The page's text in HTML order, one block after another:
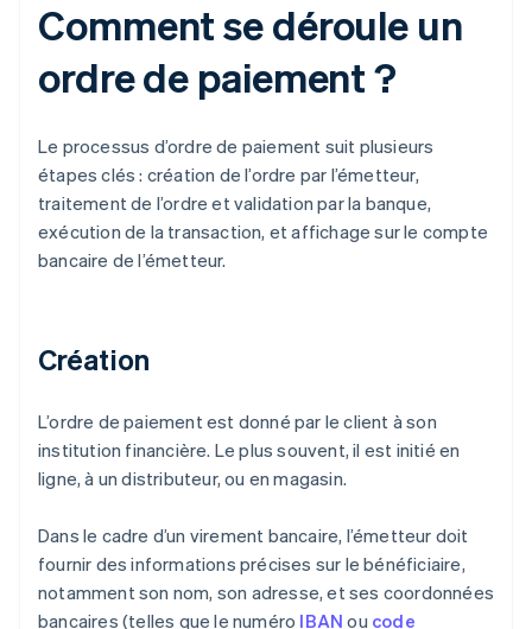
Comment se déroule un
ordre de paiement ?
Le processus d’ordre de paiement suit plusieurs
étapes clés : création de l’ordre par l’émetteur,
traitement de l’ordre et validation par la banque,
exécution de la transaction, et affichage sur le compte
bancaire de l’émetteur.
Création
L’ordre de paiement est donné par le client à son
institution financière. Le plus souvent, il est initié en
ligne, à un distributeur, ou en magasin.
Dans le cadre d’un virement bancaire, l’émetteur doit
fournir des informations précises sur le bénéficiaire,
notamment son nom, son adresse, et ses coordonnées
bancaires (telles que le numéro IBAN ou code